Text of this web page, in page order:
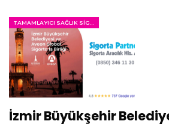
İzmir Büyükşehir